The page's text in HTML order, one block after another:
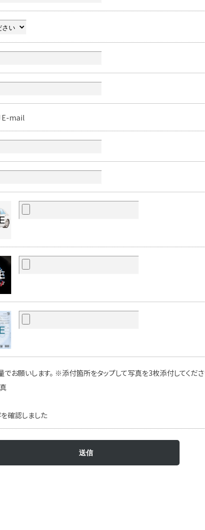
E-mail
お願いします。 ※添付箇所をタップして写真を3枚添付してくだ
確認しました